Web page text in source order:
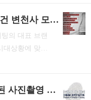
테이션을 하는
프레젠테이션
석나이, 성, 지
성의 수준구
반적으로 청중에
코카콜라의 시대별, 연도별 슬로건 변천사 모음(CoCa-Cola Slogans)
의 대표 브랜
대상황에 맞추
세워 왔다. 19
차세계 [법의학, 포렌식] Sirchie의 오래된 사진촬영 매뉴얼: 일부 번역본